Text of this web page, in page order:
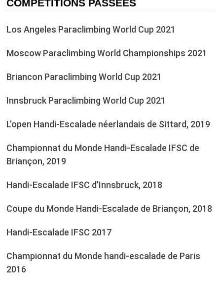
COMPÉTITIONS PASSÉES
Los Angeles Paraclimbing World Cup 2021
Moscow Paraclimbing World Championships 2021
Briancon Paraclimbing World Cup 2021
Innsbruck Paraclimbing World Cup 2021
L’open Handi-Escalade néerlandais de Sittard, 2019
Championnat du Monde Handi-Escalade IFSC de
Briançon, 2019
Handi-Escalade IFSC d’Innsbruck, 2018
Coupe du Monde Handi-Escalade de Briançon, 2018
Handi-Escalade IFSC 2017
Championnat du Monde handi-escalade de Paris
2016